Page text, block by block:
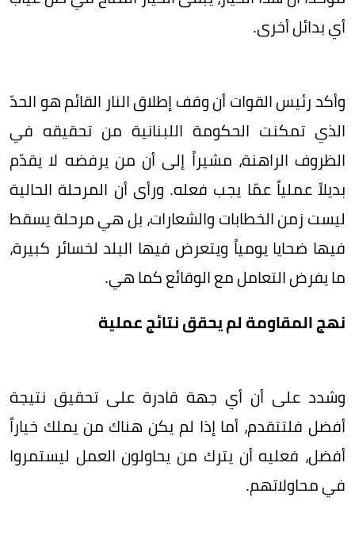
أي بدائل أخرى.
وأكد رئيس القوات أن وقف إطلاق النار القائم هو الحدّ
الذي تمكنت الحكومة اللبنانية من تحقيقه في
الظروف الراهنة، مشيراً إلى أن من يرفضه لا يقدّم
بديلاً عملياً عمّا يجب فعله. ورأى أن المرحلة الحالية
ليست زمن الخطابات والشعارات، بل هي مرحلة يسقط
فيها ضحايا يومياً ويتعرض فيها البلد لخسائر كبيرة،
ما يفرض التعامل مع الوقائع كما هي.
نهج المقاومة لم يحقق نتائج عملية
وشدد على أن أي جهة قادرة على تحقيق نتيجة
أفضل فلتتقدم، أما إذا لم يكن هناك من يملك خياراً
أفضل، فعليه أن يترك من يحاولون العمل ليستمروا
في محاولاتهم.